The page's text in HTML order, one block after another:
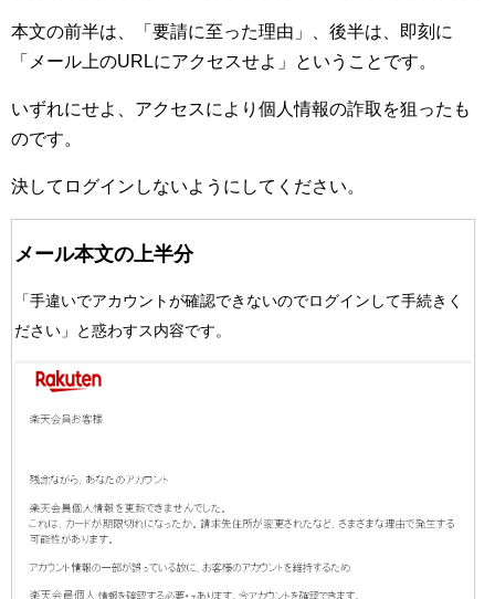
本文の前半は、「要請に至った理由」、後半は、即刻に
「メール上のURLにアクセスせよ」ということです。
いずれにせよ、アクセスにより個人情報の詐取を狙ったも
のです。
決してログインしないようにしてください。
メール本文の上半分
「手違いでアカウントが確認できないのでログインして手続きく
ださい」と惑わすス内容です。